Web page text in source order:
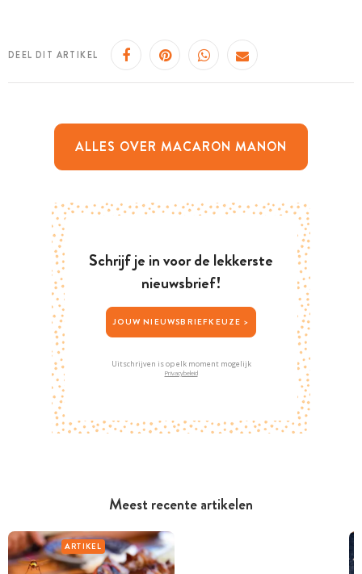
Meest recente artikelen
ARTIKEL
DEEL DIT ARTIKEL
ALLES OVER MACARON MANON
Schrijf je in voor de lekkerste
nieuwsbrief!
JOUW NIEUWSBRIEFKEUZE >
Uitschrijven is op elk moment mogelijk
Privacybeleid